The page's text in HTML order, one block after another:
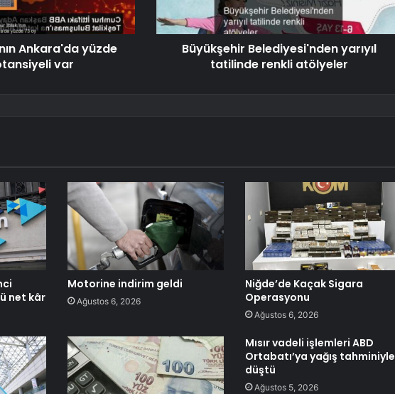
Ankara'da yüzde
var
Büyükşehir Belediyesi'nden yarıyıl
tatilinde renkli atölyeler
net kâr
Motorine indirim geldi
Ağustos 6, 2026
Niğde’de Kaçak Sigara
Operasyonu
Ağustos 6, 2026
Mısır vadeli işlemleri ABD
Ortabatı’ya yağış tahminiyle
düştü
Ağustos 5, 2026